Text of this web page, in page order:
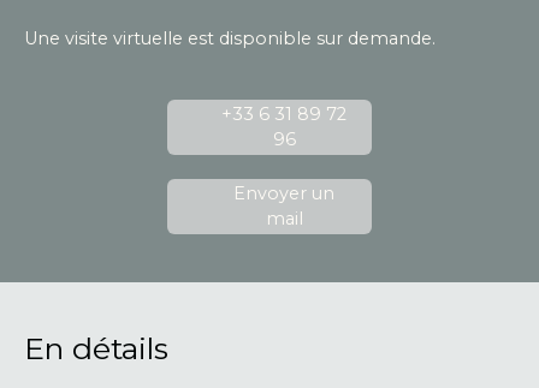
Une visite virtuelle est disponible sur demande.
+33 6 31 89 72
96
Envoyer un
mail
En détails